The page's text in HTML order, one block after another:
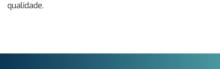
qualidade.